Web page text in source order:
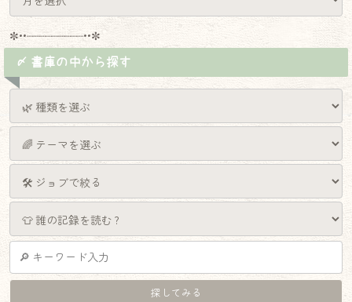
✼••┈┈┈┈┈┈┈┈┈••✼
〆 書庫の中から探す